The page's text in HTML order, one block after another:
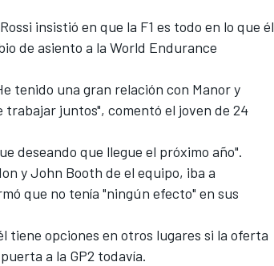
insistió en que la F1 es todo en lo que él
de asiento a la World Endurance
tenido una gran relación con Manor y
trabajar juntos", comentó el joven de 24
deseando que llegue el próximo año".
y John Booth de el equipo, iba a
que no tenía "ningún efecto" en sus
tiene opciones en otros lugares si la oferta
a la GP2 todavía.